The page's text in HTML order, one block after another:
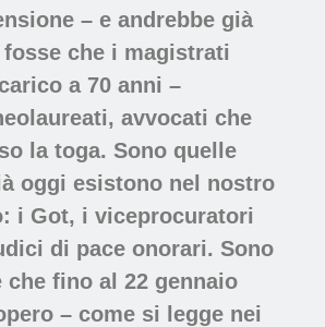
– e andrebbe già
fosse che i magistrati
a 70 anni –
avvocati che
la toga. Sono quelle
oggi esistono nel nostro
i Got, i viceprocuratori
di pace onorari. Sono
che fino al 22 gennaio
– come si legge nei